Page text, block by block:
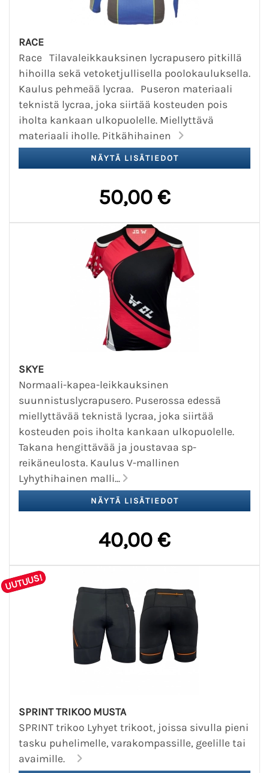
RACE
Race Tilavaleikkauksinen lycrapusero pitkillä
hihoilla sekä vetoketjullisella poolokauluksella.
Kaulus pehmeää lycraa. Puseron materiaali
teknistä lycraa, joka siirtää kosteuden pois
iholta kankaan ulkopuolelle. Miellyttävä
materiaali iholle. Pitkähihainen
50,00 €
SKYE
Normaali-kapea-leikkauksinen
suunnistuslycrapusero. Puserossa edessä
miellyttävää teknistä lycraa, joka siirtää
kosteuden pois iholta kankaan ulkopuolelle.
Takana hengittävää ja joustavaa sp-
reikäneulosta. Kaulus V-mallinen
Lyhythihainen malli...
40,00 €
UUTUUS!
SPRINT TRIKOO MUSTA
SPRINT trikoo Lyhyet trikoot, joissa sivulla pieni
tasku puhelimelle, varakompassille, geelille tai
avaimille.